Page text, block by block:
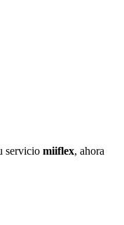
servicio miiflex, ahora